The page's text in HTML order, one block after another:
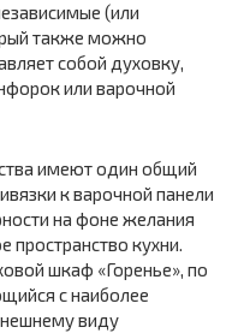
(или
также можно
собой духовку,
или варочной
имеют один общий
к варочной панели
на фоне желания
пространство кухни.
шкаф «Горенье», по
с наиболее
виду